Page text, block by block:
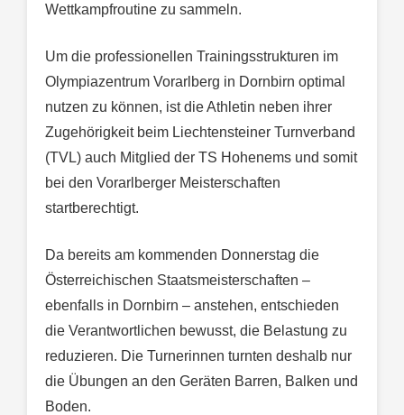
Wettkampfroutine zu sammeln.
Um die professionellen Trainingsstrukturen im
Olympiazentrum Vorarlberg in Dornbirn optimal
nutzen zu können, ist die Athletin neben ihrer
Zugehörigkeit beim Liechtensteiner Turnverband
(TVL) auch Mitglied der TS Hohenems und somit
bei den Vorarlberger Meisterschaften
startberechtigt.
Da bereits am kommenden Donnerstag die
Österreichischen Staatsmeisterschaften –
ebenfalls in Dornbirn – anstehen, entschieden
die Verantwortlichen bewusst, die Belastung zu
reduzieren. Die Turnerinnen turnten deshalb nur
die Übungen an den Geräten Barren, Balken und
Boden.